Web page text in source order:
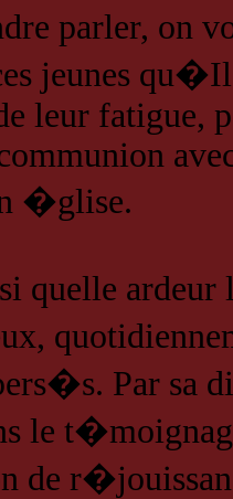
parler, on
jeunes
leur fatigue,
�glise.
quelle
Par sa
le
de